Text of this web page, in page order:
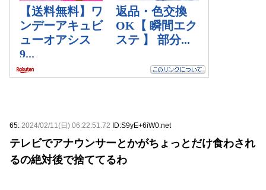
65: 2024/02/11(日) 06:22:51.72 ID:S9yE+6iW0.net
テレビでアナウンサーとかがちょっとだけ食わされ
るの絶対後で捨ててるわ